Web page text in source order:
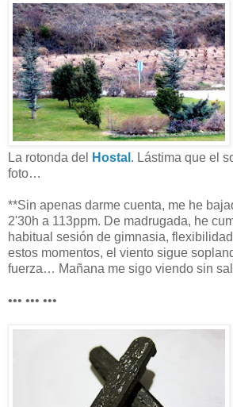
La rotonda del Hostal . Lástima que el
foto…
**Sin apenas darme cuenta, me he
2'30h a 113ppm. De madrugada, he
habitual sesión de gimnasia,
estos momentos, el viento sigue
fuerza… Mañana me sigo viendo sin
••• ••• •••